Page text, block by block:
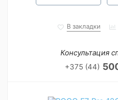
В закладки
Консультация
+375 (44)